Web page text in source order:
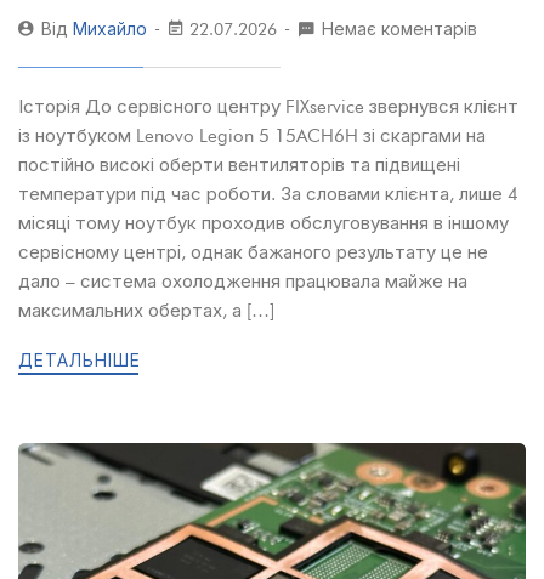
Від Михайло 22.07.2026 Немає коментарів
Історія До сервісного центру FIXservice звернувся клієнт
із ноутбуком Lenovo Legion 5 15ACH6H зі скаргами на
постійно високі оберти вентиляторів та підвищені
температури під час роботи. За словами клієнта, лише 4
місяці тому ноутбук проходив обслуговування в іншому
сервісному центрі, однак бажаного результату це не
дало – система охолодження працювала майже на
максимальних обертах, а […]
ДЕТАЛЬНІШЕ